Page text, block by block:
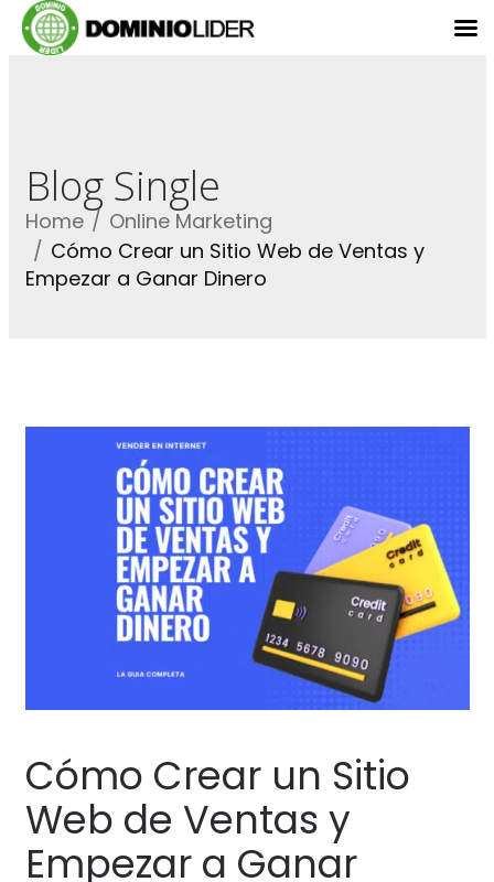
Blog Single
Home
Online Marketing
Cómo Crear un Sitio Web de Ventas y
Empezar a Ganar Dinero
Cómo Crear un Sitio
Web de Ventas y
Empezar a Ganar